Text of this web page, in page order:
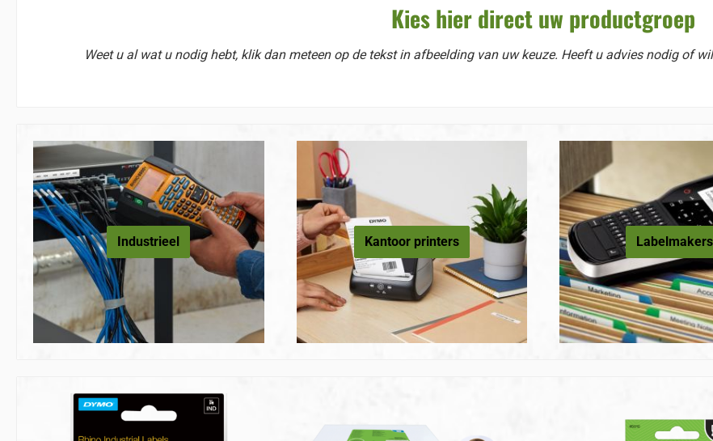
Kies hier direct uw productgroep
Weet u al wat u nodig hebt, klik dan meteen op de tekst in afbeelding van uw keuze. Heeft u advies nodig of
Industrieel Kantoor printers Labelmakers